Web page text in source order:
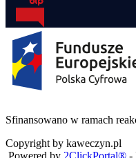
Sfinansowano w ramach
Copyright by kaweczyn.pl